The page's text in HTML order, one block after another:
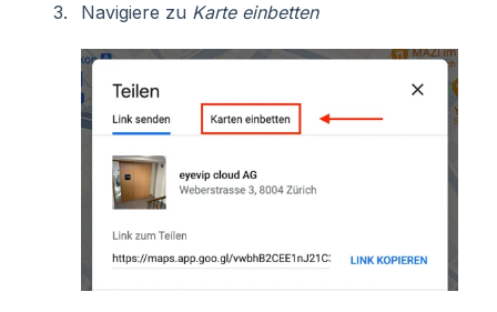
Navigiere zu Karte einbetten